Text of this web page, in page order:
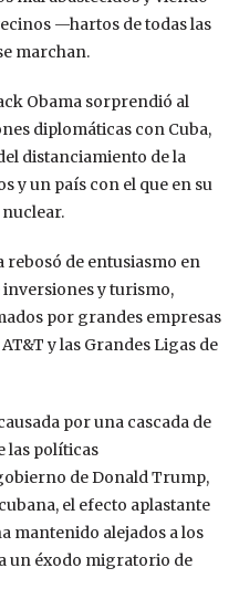
—hartos de todas las
marchan.
Obama sorprendió al
diplomáticas con Cuba,
distanciamiento de la
y un país con el que en su
rebosó de entusiasmo en
inversiones y turismo,
por grandes empresas
y las Grandes Ligas de
por una cascada de
las políticas
de Donald Trump,
el efecto aplastante
mantenido alejados a los
un éxodo migratorio de